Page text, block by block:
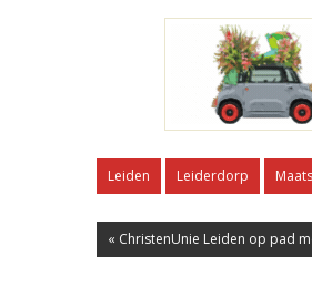
Leiden Leiderdorp
« ChristenUnie Leiden op pad